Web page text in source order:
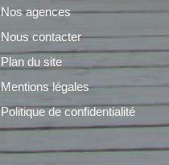
Nos agences
Nous contacter
Plan du site
Mentions légales
Politique de confidentialité